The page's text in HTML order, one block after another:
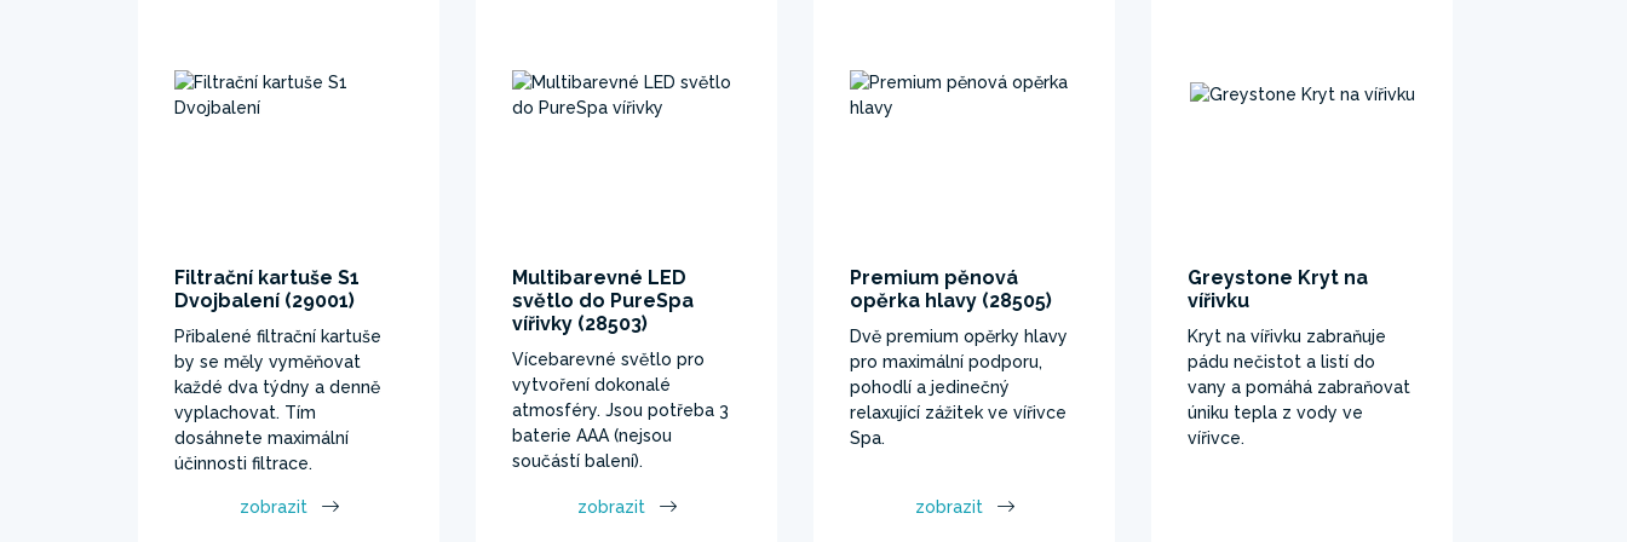
Filtrační kartuše S1
Dvojbalení (29001)
Přibalené filtrační kartuše
by se měly vyměňovat
každé dva týdny a denně
vyplachovat. Tím
dosáhnete maximální
účinnosti filtrace.
zobrazit
Multibarevné LED
světlo do PureSpa
vířivky (28503)
Vícebarevné světlo pro
vytvoření dokonalé
atmosféry. Jsou potřeba 3
baterie AAA (nejsou
součástí balení).
zobrazit
Premium pěnová
opěrka hlavy (28505)
Dvě premium opěrky hlavy
pro maximální podporu,
pohodlí a jedinečný
relaxující zážitek ve vířivce
Spa.
zobrazit
Greystone Kryt na
vířivku
Kryt na vířivku zabraňuje
pádu nečistot a listí do
vany a pomáhá zabraňovat
úniku tepla z vody ve
vířivce.